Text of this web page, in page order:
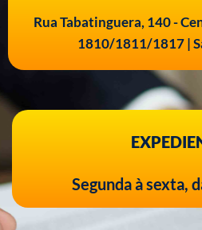
Rua Tabatinguera, 140 -
1810/1811/1817 |
Segunda à sexta,